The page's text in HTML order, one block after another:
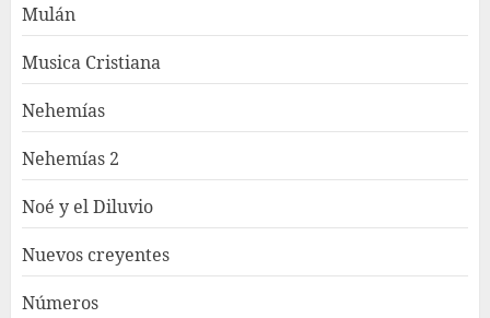
Mulán
Musica Cristiana
Nehemías
Nehemías 2
Noé y el Diluvio
Nuevos creyentes
Números